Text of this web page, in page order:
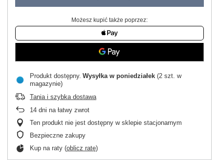
Możesz kupić także poprzez:
Produkt dostępny Wysyłka w poniedziałek (2 szt. w
magazynie)
Tania i szybka dostawa
14 dni na łatwy zwrot
Ten produkt nie jest dostępny w sklepie stacjonarnym
Bezpieczne zakupy
Kup na raty (oblicz ratę)